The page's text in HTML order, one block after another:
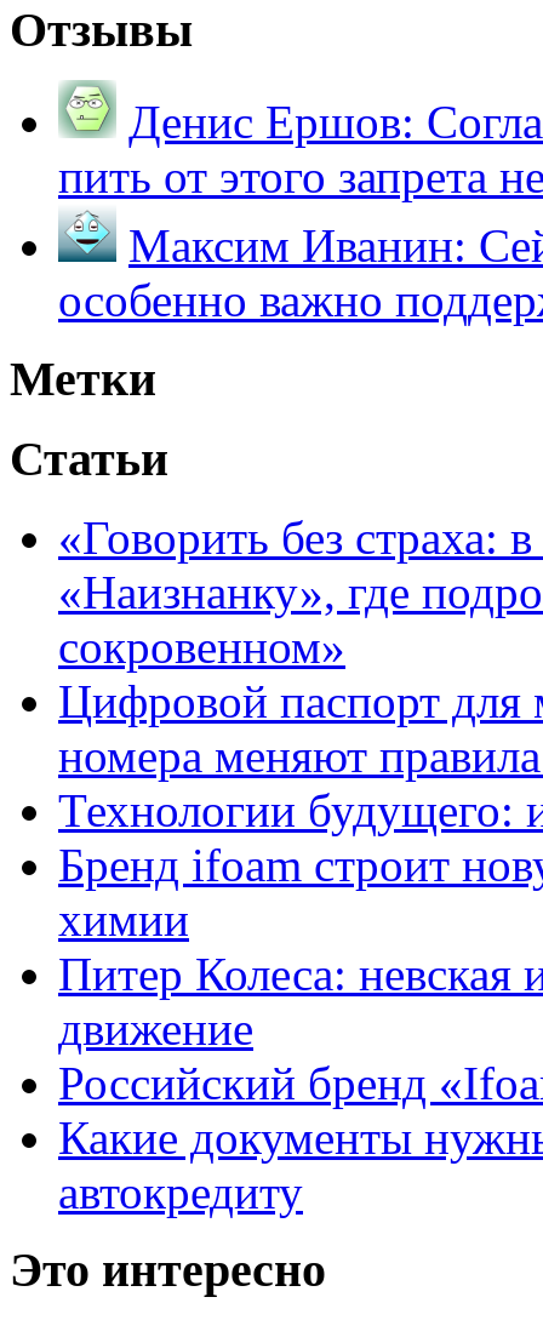
Отзывы
Денис Ершов:
пить от этого запрета
Максим Иванин:
особенно важно
Метки
Статьи
«Говорить без страха:
«Наизнанку», где
сокровенном»
Цифровой паспорт для
номера меняют
Технологии будущего:
Бренд ifoam строит
химии
Питер Колеса: невская
движение
Российский бренд
Какие документы
автокредиту
Это интересно